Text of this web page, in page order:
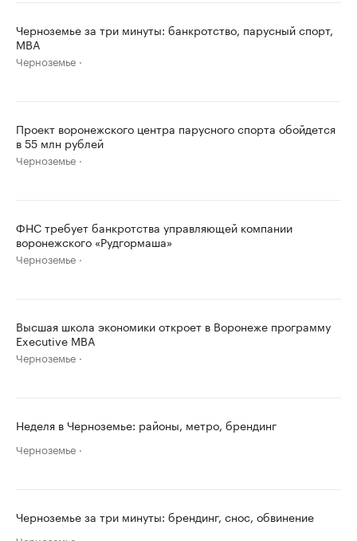
Черноземье за три минуты: банкротство, парусный спорт,
MBA
Черноземье
Проект воронежского центра парусного спорта обойдется
в 55 млн рублей
Черноземье
ФНС требует банкротства управляющей компании
воронежского «Рудгормаша»
Черноземье
Высшая школа экономики откроет в Воронеже программу
Executive MBA
Черноземье
Неделя в Черноземье: районы, метро, брендинг
Черноземье
Черноземье за три минуты: брендинг, снос, обвинение